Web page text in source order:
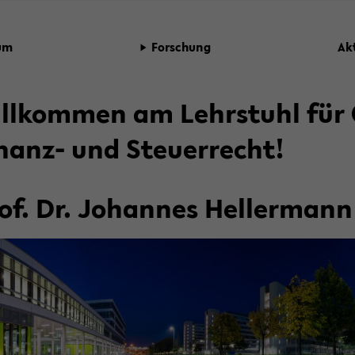
For­schung
am Lehr­stuhl für
und Steu­er­recht!
Dr. Jo­han­nes Hel­ler­mann